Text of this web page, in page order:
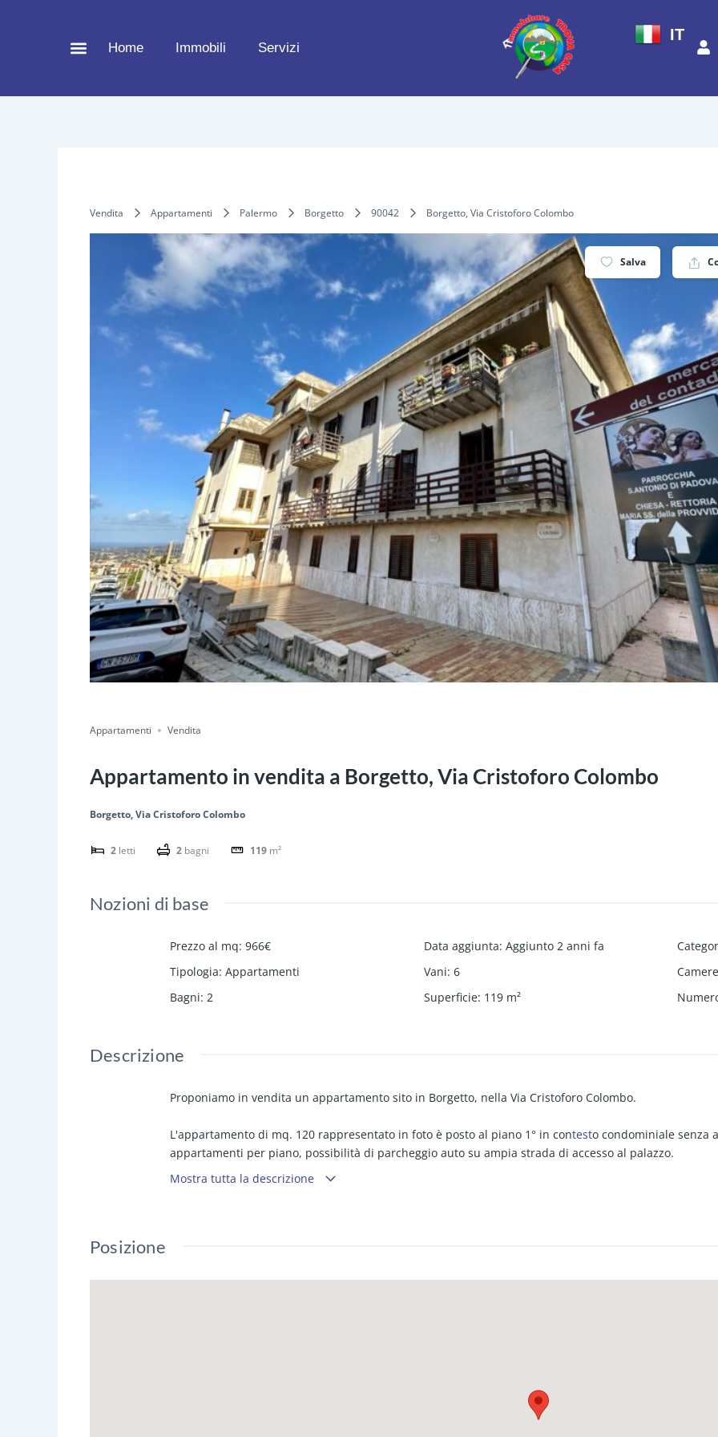
Home Immobili Servizi
IT
Vendita Appartamenti Palermo Borgetto 90042 Borgetto, Via Cristoforo Colombo
Salva
Appartamenti Vendita
Appartamento in vendita a Borgetto, Via Cristoforo Colombo
Borgetto, Via Cristoforo Colombo
2 letti 2 bagni 119 m²
Nozioni di base
Prezzo al mq: 966€ Data aggiunta: Aggiunto 2 anni fa
Tipologia: Appartamenti Vani: 6
Bagni: 2 Superficie: 119 m²
Descrizione
Proponiamo in vendita un appartamento sito in Borgetto, nella Via Cristoforo Colombo.
L'appartamento di mq. 120 rappresentato in foto è posto al piano 1° in contesto condominiale senza
appartamenti per piano, possibilità di parcheggio auto su ampia strada di accesso al palazzo.
Mostra tutta la descrizione
Posizione